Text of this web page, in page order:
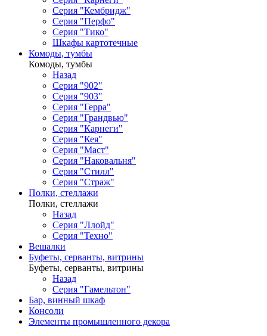
Серия "Кембридж"
Серия "Перфо"
Серия "Тико"
Шкафы картотечные
Комоды, тумбы
Комоды, тумбы
Назад
Серия "902"
Серия "903"
Серия "Герра"
Серия "Грандвью"
Серия "Карнеги"
Серия "Кея"
Серия "Маст"
Серия "Наковальня"
Серия "Стилл"
Серия "Страж"
Полки, стеллажи
Полки, стеллажи
Назад
Серия "Ллойд"
Серия "Техно"
Вешалки
Буфеты, серванты, витрины
Буфеты, серванты, витрины
Назад
Серия "Гамельтон"
Бар, винный шкаф
Консоли
Элементы промышленного декора